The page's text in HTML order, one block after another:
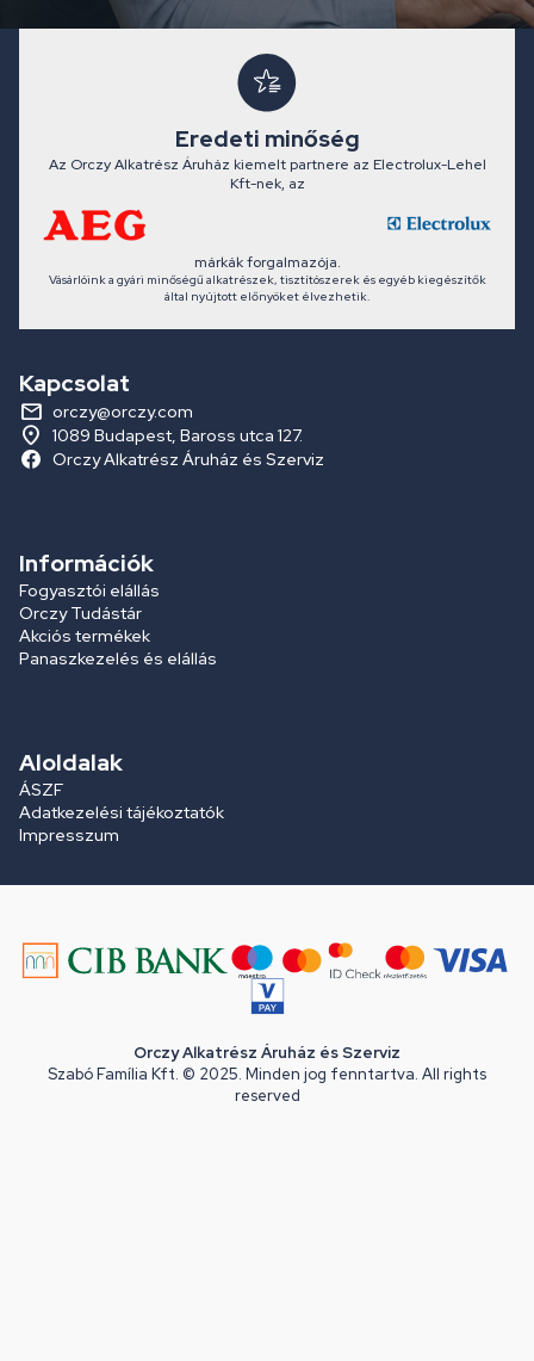
Eredeti minőség
Az Orczy Alkatrész Áruház kiemelt partnere az Electrolux-Lehel
Kft-nek, az
márkák forgalmazója.
Vásárlóink a gyári minőségű alkatrészek, tisztítószerek és egyéb kiegészítők
által nyújtott előnyöket élvezhetik.
Kapcsolat
orczy@orczy.com
1089 Budapest, Baross utca 127.
Orczy Alkatrész Áruház és Szerviz
Információk
Fogyasztói elállás
Orczy Tudástár
Akciós termékek
Panaszkezelés és elállás
Aloldalak
ÁSZF
Adatkezelési tájékoztatók
Impresszum
Orczy Alkatrész Áruház és Szerviz
Szabó Família Kft. © 2025. Minden jog fenntartva. All rights
reserved